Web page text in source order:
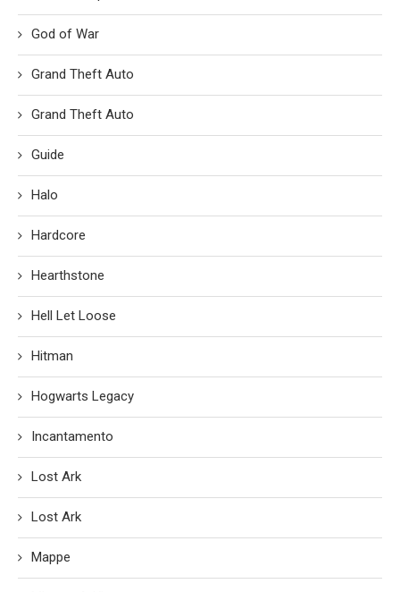
God of War
Grand Theft Auto
Grand Theft Auto
Guide
Halo
Hardcore
Hearthstone
Hell Let Loose
Hitman
Hogwarts Legacy
Incantamento
Lost Ark
Lost Ark
Mappe